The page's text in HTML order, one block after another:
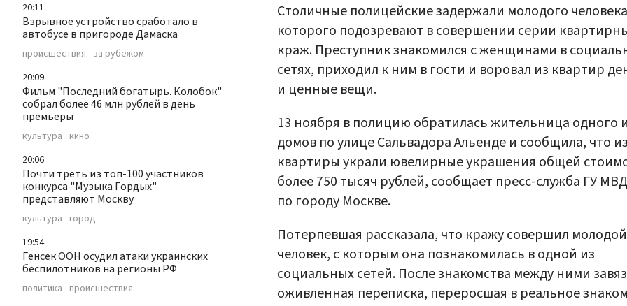
20:11
Взрывное устройство сработало в
автобусе в пригороде Дамаска
происшествия за рубежом
20:09
Фильм "Последний богатырь. Колобок"
собрал более 46 млн рублей в день
премьеры
культура кино
20:06
Почти треть из топ-100 участников
конкурса "Музыка Гордых"
представляют Москву
культура город
19:54
Генсек ООН осудил атаки украинских
беспилотников на регионы РФ
политика происшествия
Столичные полицейские задержали молодого
которого подозревают в совершении серии
краж. Преступник знакомился с женщинами в
сетях, приходил к ним в гости и воровал из квартир
и ценные вещи.
13 ноября в полицию обратилась жительница одного
домов по улице Сальвадора Альенде и сообщила, что
квартиры украли ювелирные украшения общей
более 750 тысяч рублей, сообщает пресс-служба ГУ
по городу Москве.
Потерпевшая рассказала, что кражу совершил молодой
человек, с которым она познакомилась в одной из
социальных сетей. После знакомства между ними
оживленная переписка, переросшая в реальное